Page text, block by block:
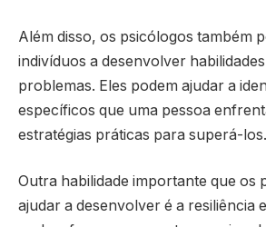
Além disso, os psicólogos também
indivíduos a desenvolver
problemas. Eles podem ajudar a
específicos que uma pessoa
estratégias práticas para superá-los.
Outra habilidade importante que os
ajudar a desenvolver é a resiliência